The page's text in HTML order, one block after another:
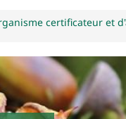
certificateur et